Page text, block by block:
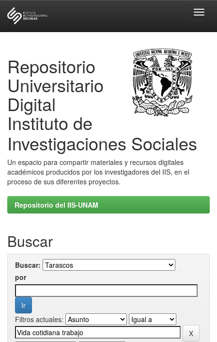
Repositorio
Universitario
Digital
Instituto de
Investigaciones Sociales
Un espacio para compartir materiales y recursos digitales
académicos producidos por los investigadores del IIS, en el
proceso de sus diferentes proyectos.
Repositorio del IIS-UNAM
Buscar
Buscar:
por
Filtros actuales: